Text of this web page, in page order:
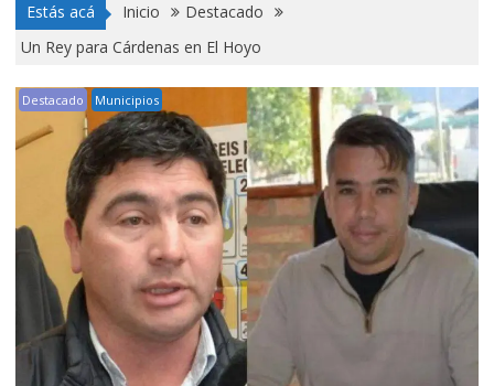
Estás acá Inicio
Destacado
Un Rey para Cárdenas en El Hoyo
Destacado Municipios